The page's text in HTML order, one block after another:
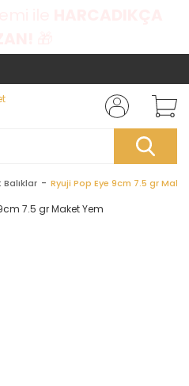
Ryuji Pop Eye 9cm 7.5 gr